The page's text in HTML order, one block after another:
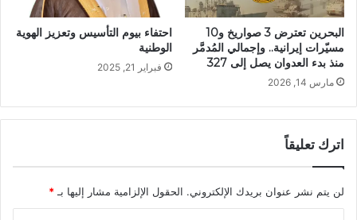
البحرين تعترض 3 صواريخ و10
مسيّرات إيرانية.. وإجمالي المُدمَّر
منذ بدء العدوان يصل إلى 327
مارس 14, 2026
احتفاء بيوم التأسيس وتعزيز الهوية
الوطنية
فبراير 21, 2025
اترك تعليقاً
لن يتم نشر عنوان بريدك الإلكتروني. الحقول الإلزامية مشار إليها بـ *